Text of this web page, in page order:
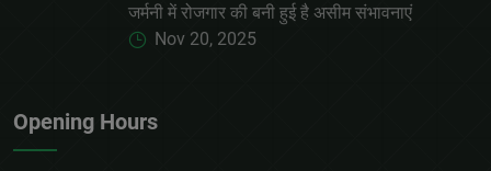
जर्मनी में रोजगार की बनी हुई है असीम संभावनाएं
Nov 20, 2025
Opening Hours